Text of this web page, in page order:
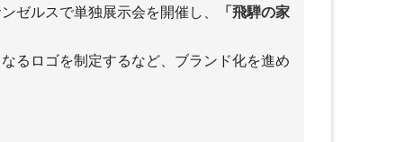
ゼルスで単独展示会を開催し、
「飛騨の家
るロゴを制定するなど、ブランド化を進め